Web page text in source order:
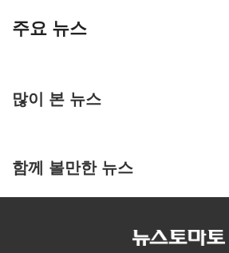
주요 뉴스
많이 본 뉴스
함께 볼만한 뉴스